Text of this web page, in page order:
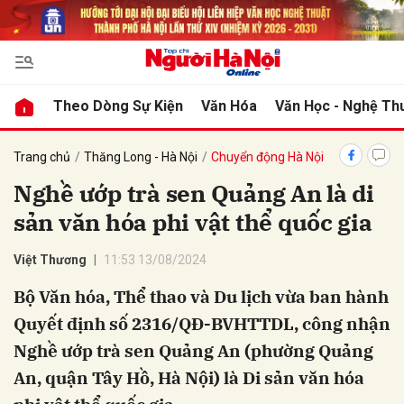
Theo Dòng Sự Kiện Văn Hóa Văn Học - Nghệ
Trang chủ Thăng Long - Hà Nội Chuyển động Hà Nội
Nghề ướp trà sen Quảng An là di
sản văn hóa phi vật thể quốc gia
Việt Thương 11:53 13/08/2024
Bộ Văn hóa, Thể thao và Du lịch vừa ban hành
Quyết định số 2316/QĐ-BVHTTDL, công nhận
Nghề ướp trà sen Quảng An (phường Quảng
An, quận Tây Hồ, Hà Nội) là Di sản văn hóa
luận
Hủy